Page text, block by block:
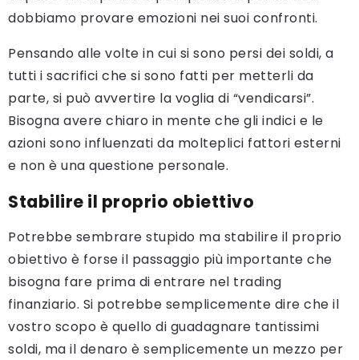
dobbiamo provare emozioni nei suoi confronti.
Pensando alle volte in cui si sono persi dei soldi, a
tutti i sacrifici che si sono fatti per metterli da
parte, si può avvertire la voglia di “vendicarsi”.
Bisogna avere chiaro in mente che gli indici e le
azioni sono influenzati da molteplici fattori esterni
e non è una questione personale.
Stabilire il proprio obiettivo
Potrebbe sembrare stupido ma stabilire il proprio
obiettivo è forse il passaggio più importante che
bisogna fare prima di entrare nel trading
finanziario. Si potrebbe semplicemente dire che il
vostro scopo è quello di guadagnare tantissimi
soldi, ma il denaro è semplicemente un mezzo per